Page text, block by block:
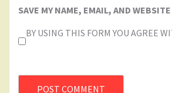
SAVE MY NAME, EMAIL, AND
BY USING THIS FORM YOU AGREE